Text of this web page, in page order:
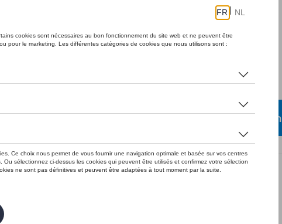
Op voorraad
Contacteer uw dealer om te bestellen
Introductie